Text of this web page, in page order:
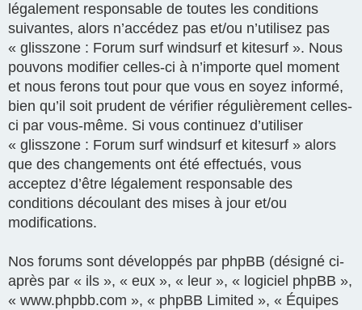
légalement responsable de toutes les conditions
suivantes, alors n’accédez pas et/ou n’utilisez pas
« glisszone : Forum surf windsurf et kitesurf ». Nous
pouvons modifier celles-ci à n’importe quel moment
et nous ferons tout pour que vous en soyez informé,
bien qu’il soit prudent de vérifier régulièrement celles-
ci par vous-même. Si vous continuez d’utiliser
« glisszone : Forum surf windsurf et kitesurf » alors
que des changements ont été effectués, vous
acceptez d’être légalement responsable des
conditions découlant des mises à jour et/ou
modifications.
Nos forums sont développés par phpBB (désigné ci-
après par « ils », « eux », « leur », « logiciel phpBB »,
« www.phpbb.com », « phpBB Limited », « Équipes